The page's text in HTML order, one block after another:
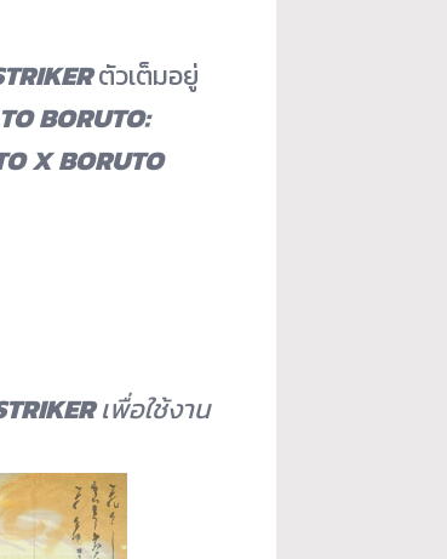
ตัวเต็มอยู่
BORUTO:
X BORUTO
เพื่อใช้งาน